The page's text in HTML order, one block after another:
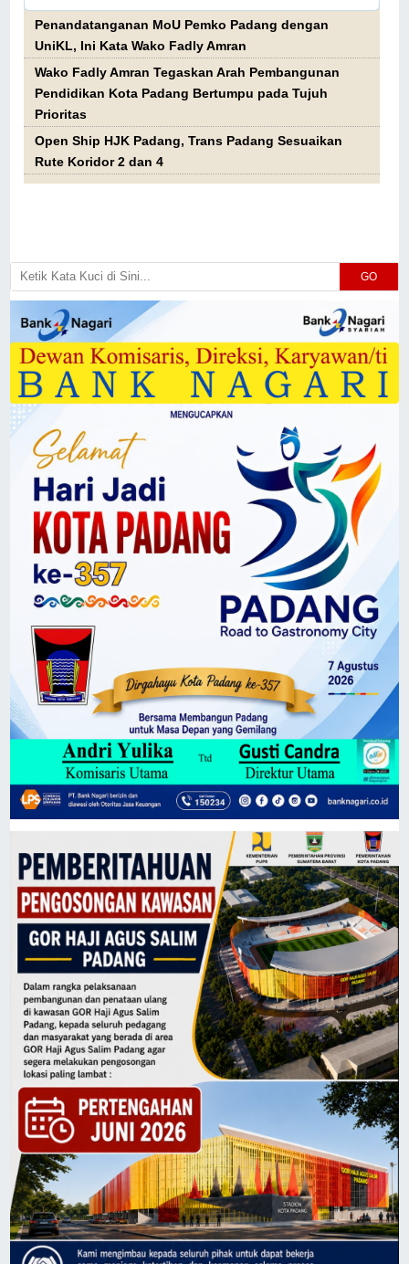
Penandatanganan MoU Pemko Padang dengan
UniKL, Ini Kata Wako Fadly Amran
Wako Fadly Amran Tegaskan Arah Pembangunan
Pendidikan Kota Padang Bertumpu pada Tujuh
Prioritas
Open Ship HJK Padang, Trans Padang Sesuaikan
Rute Koridor 2 dan 4
GO